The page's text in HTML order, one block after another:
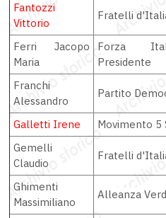
Fantozzi
Vittorio
Fratelli
Ferri Jacopo
Maria
Forza
Presidente
Franchi
Alessandro
Partito
Galletti Irene Movimento 5
Gemelli
Claudio
Fratelli
Ghimenti
Massimiliano
Alleanza